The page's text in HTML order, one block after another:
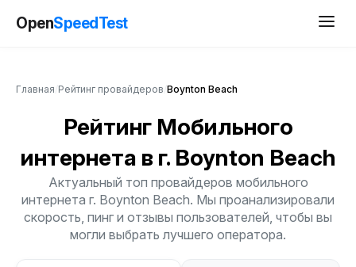
OpenSpeedTest
Главная Рейтинг провайдеров Boynton Beach
Рейтинг Мобильного
интернета в г. Boynton Beach
Актуальный топ провайдеров мобильного
интернета г. Boynton Beach. Мы проанализировали
скорость, пинг и отзывы пользователей, чтобы вы
могли выбрать лучшего оператора.